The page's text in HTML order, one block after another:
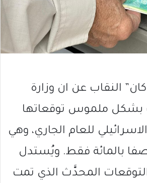
النقاب عن ان وزارة
بشكل ملموس توقعاتها
للعام الجاري، وهي
بالمائة فقط. ويُستدل
المحدَّث الذي تمت